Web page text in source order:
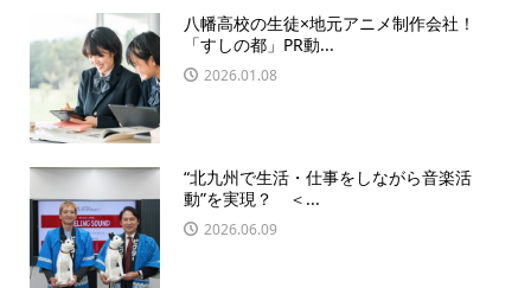
八幡高校の生徒×地元アニメ制作会社！
「すしの都」PR動...
2026.01.08
“北九州で生活・仕事をしながら音楽活
動”を実現？ ＜...
2026.06.09